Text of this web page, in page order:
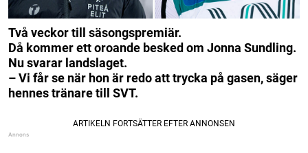
Två veckor till säsongspremiär.
Då kommer ett oroande besked om Jonna Sundling.
Nu svarar landslaget.
– Vi får se när hon är redo att trycka på gasen, säger
hennes tränare till SVT.